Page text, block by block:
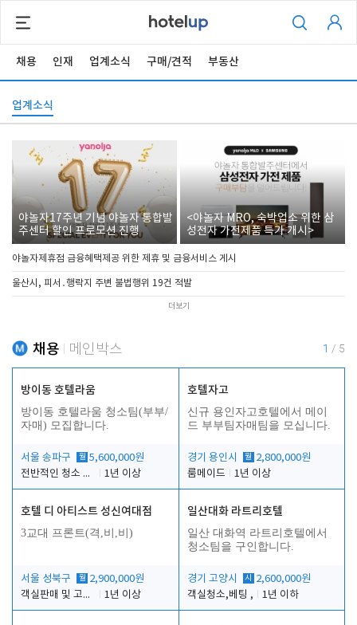
채용 인재 업계소식 구매/견적 부동산
업계소식
야놀자17주년 기념 야놀자 통합발
주센터 할인 프로모션 진행
<야놀자 MRO, 숙박업소 위한 삼
성전자 가전제품 특가 개시>
야놀자제휴점 금융혜택제공 위한 제휴 및 금융서비스 게시
울산시, 피서․행락지 주변 불법행위 19건 적발
더보기
채용 메인박스 1 / 5
방이동 호텔라움
방이동 호텔라움 청소팀(부부/
자매) 모집합니다.
서울 송파구 월 5,600,000원
전반적인 청소 업무(객실청소.객실정리)
1년 이상
호텔자고
신규 용인자고호텔에서 메이
드 부부팀자매팀을 모십니다.
경기 용인시 월 2,800,000원
룸메이드
1년 이상
호텔 디 아티스트 성신여대점
3교대 프론트(격,비,비)
서울 성북구 월 2,900,000원
객실판매 및 고객응대
1년 이상
일산대화 라트리호텔
일산 대화역 라트리호텔에서
청소팀을 구인합니다.
경기 고양시 시
2,600,000원
객실청소,베팅 ,
1년 이하